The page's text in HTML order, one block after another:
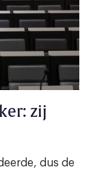
zij
dus de